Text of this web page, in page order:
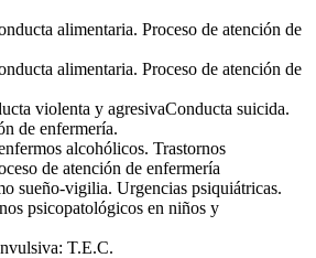
alimentaria. Proceso de atención de
alimentaria. Proceso de atención de
violenta y agresi­vaConducta suicida.
de enfermería.
alcohó­licos. Trastornos
de atención de enfermería
sueño-vigilia. Urgencias psiquiátricas.
psicopatológicos en niños y
T.E.C.